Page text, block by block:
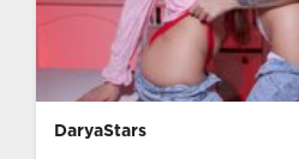
DaryaStars